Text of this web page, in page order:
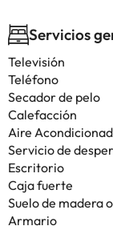
Servicios
Televisión
Teléfono
Secador de pelo
Calefacción
Aire
Servicio de
Escritorio
Caja fuerte
Suelo de madera
Armario